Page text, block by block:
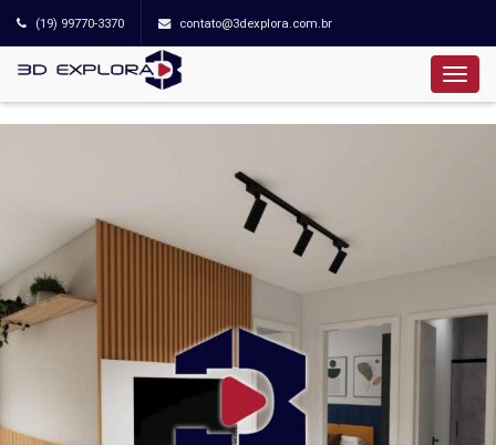
(19) 99770-3370 contato@3dexplora.com.br